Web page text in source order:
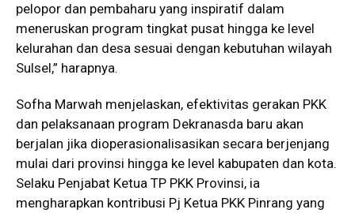
pelopor dan pembaharu yang inspiratif dalam
meneruskan program tingkat pusat hingga ke level
kelurahan dan desa sesuai dengan kebutuhan wilayah
Sulsel,” harapnya.
Sofha Marwah menjelaskan, efektivitas gerakan PKK
dan pelaksanaan program Dekranasda baru akan
berjalan jika dioperasionalisasikan secara berjenjang
mulai dari provinsi hingga ke level kabupaten dan kota.
Selaku Penjabat Ketua TP PKK Provinsi, ia
mengharapkan kontribusi Pj Ketua PKK Pinrang yang